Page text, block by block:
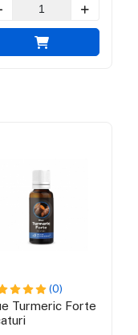
(0)
Turmeric Forte